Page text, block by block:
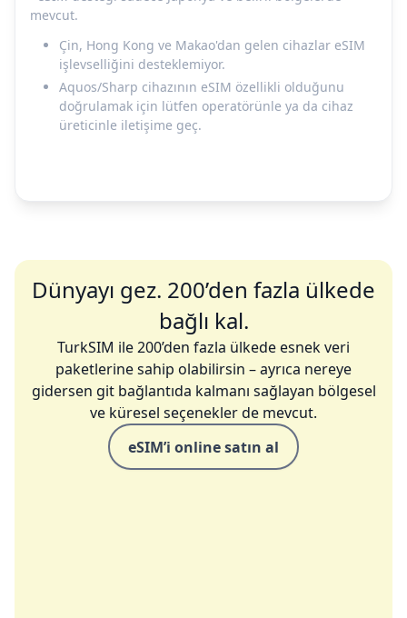
mevcut.
Çin, Hong Kong ve Makao'dan gelen cihazlar eSIM
işlevselliğini desteklemiyor.
Aquos/Sharp cihazının eSIM özellikli olduğunu
doğrulamak için lütfen operatörünle ya da cihaz
üreticinle iletişime geç.
Dünyayı gez. 200’den fazla ülkede
bağlı kal.
TurkSIM ile 200’den fazla ülkede esnek veri
paketlerine sahip olabilirsin – ayrıca nereye
gidersen git bağlantıda kalmanı sağlayan bölgesel
ve küresel seçenekler de mevcut.
eSIM’i online satın al